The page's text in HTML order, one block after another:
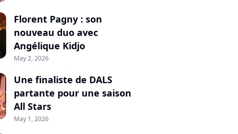
Florent Pagny : son
nouveau duo avec
Angélique Kidjo
May 2, 2026
Une finaliste de DALS
partante pour une saison
All Stars
May 1, 2026